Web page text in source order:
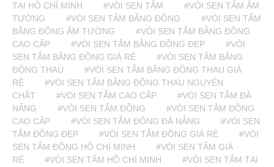
TẠI HỒ CHÍ MINH
#VÒI SEN TẮM
#VÒI SEN TẮM ÂM
TƯỜNG
#VÒI SEN TẮM BẰNG ĐỒNG
#VÒI SEN TẮM
BẰNG ĐỒNG ÂM TƯỜNG
#VÒI SEN TẮM BẰNG ĐỒNG
CAO CẤP
#VÒI SEN TẮM BẰNG ĐỒNG ĐẸP
#VÒI
SEN TẮM BẰNG ĐỒNG GIÁ RẺ
#VÒI SEN TẮM BẰNG
ĐỒNG THAU
#VÒI SEN TẮM BẰNG ĐỒNG THAU GIÁ
RẺ
#VÒI SEN TẮM BẰNG ĐỒNG THAU NGUYÊN
CHẤT
#VÒI SEN TẮM CAO CẤP
#VÒI SEN TẮM ĐÀ
NẴNG
#VÒI SEN TẮM ĐỒNG
#VÒI SEN TẮM ĐỒNG
CAO CẤP
#VÒI SEN TẮM ĐỒNG ĐÀ NẴNG
#VÒI SEN
TẮM ĐỒNG ĐẸP
#VÒI SEN TẮM ĐỒNG GIÁ RẺ
#VÒI
SEN TẮM ĐỒNG HỒ CHÍ MINH
#VÒI SEN TẮM GIÁ
RẺ
#VÒI SEN TẮM HỒ CHÍ MINH
#VÒI SEN TẮM TẠI